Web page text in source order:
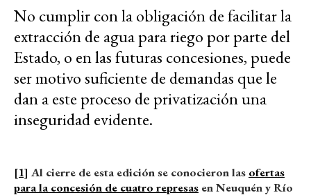
No cumplir con la obligación de facilitar la
extracción de agua para riego por parte del
Estado, o en las futuras concesiones, puede
ser motivo suficiente de demandas que le
dan a este proceso de privatización una
inseguridad evidente.
[1] Al cierre de esta edición se conocieron las ofertas
para la concesión de cuatro represas en Neuquén y Río